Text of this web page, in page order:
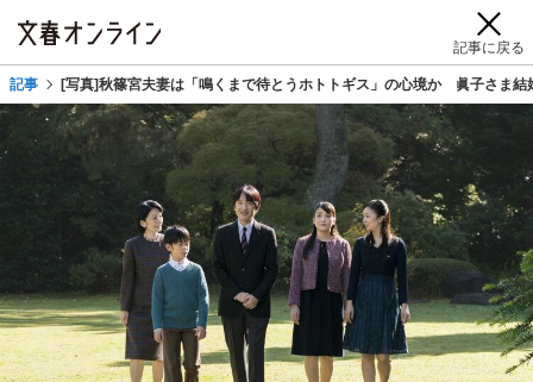
記事に戻る
記事 [写真]秋篠宮夫妻は「鳴くまで待とうホトトギス」の心境か 眞子さま結